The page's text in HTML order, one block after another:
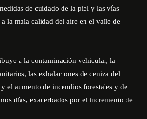
de cuidado de la piel y las vías
la mala calidad del aire en el valle de
a la contaminación vehicular, la
las exhalaciones de ceniza del
el aumento de incendios forestales y de
días, exacerbados por el incremento de